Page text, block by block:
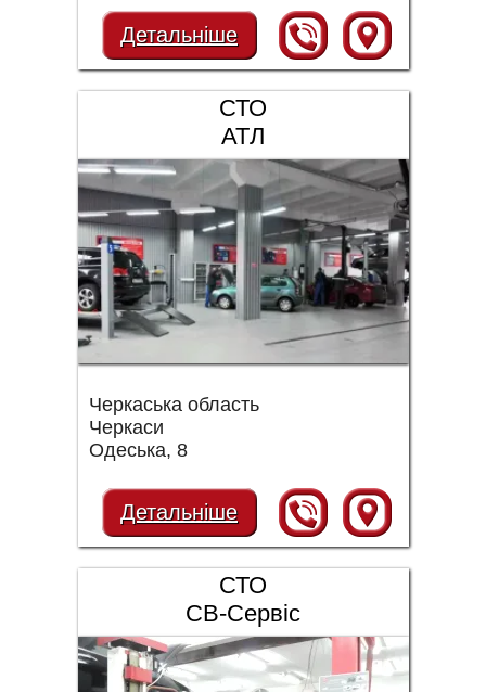
Детальніше
СТО
АТЛ
Черкаська область
Черкаси
Одеська, 8
Детальніше
СТО
СВ-Сервіс